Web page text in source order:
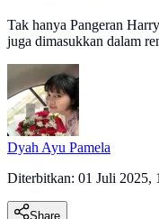
Tak hanya Pangeran
juga dimasukkan dalam
Dyah Ayu Pamela
Diterbitkan: 01 Juli 2025,
Share